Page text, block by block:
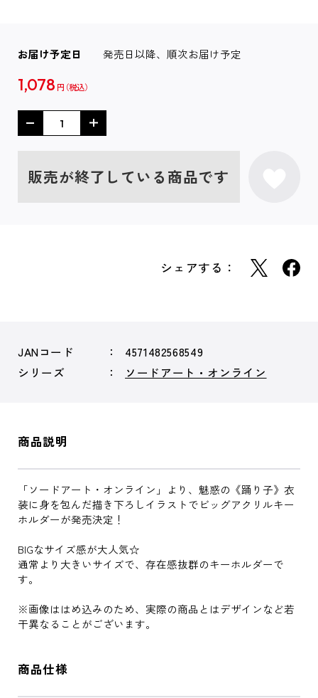
お届け予定日 発売日以降、順次お届け予定
1,078 円
販売が終了している商品です
シェアする：
JANコード
4571482568549
シリーズ
ソードアート・オンライン
商品説明
「ソードアート・オンライン」より、魅惑の《踊り子》衣
装に身を包んだ描き下ろしイラストでビッグアクリルキー
ホルダーが発売決定！
BIGなサイズ感が大人気☆
通常より大きいサイズで、存在感抜群のキーホルダーで
す。
※画像ははめ込みのため、実際の商品とはデザインなど若
干異なることがございます。
商品仕様